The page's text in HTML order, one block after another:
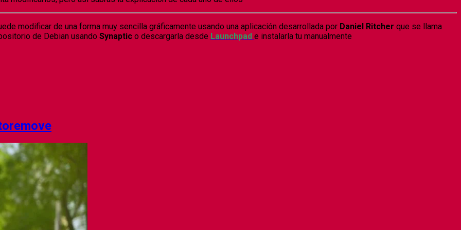
modificar de una forma muy sencilla gráficamente usando una aplicación desarrollada por Daniel Ritcher que se llama
de Debian usando Synaptic o descargarla desde Launchpad e instalarla tu manualmente